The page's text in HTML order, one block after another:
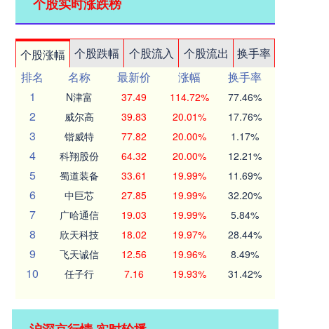
个股涨幅 个股跌幅 个股流入 个股流出
换手率
排名
名称 最新价 涨幅
换手率
1
N津富 37.49 114.72% 77.46%
2 威尔高 39.83 20.01% 17.76%
3 锴威特 77.82 20.00% 1.17%
4 科翔股份 64.32 20.00% 12.21%
5 蜀道装备 33.61 19.99% 11.69%
6 中巨芯 27.85 19.99% 32.20%
7 广哈通信 19.03 19.99% 5.84%
8 欣天科技 18.02 19.97% 28.44%
9 飞天诚信 12.56 19.96% 8.49%
10 任子行 7.16 19.93% 31.42%